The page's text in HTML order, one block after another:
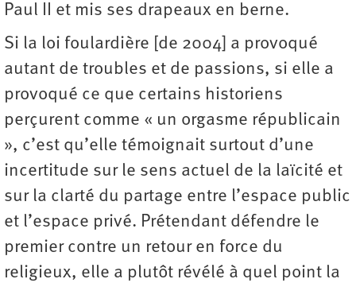
Paul II et mis ses drapeaux en berne.
Si la loi foulardière [de 2004] a provoqué
autant de troubles et de passions, si elle a
provoqué ce que certains historiens
perçurent comme « un orgasme républicain
», c’est qu’elle témoignait surtout d’une
incertitude sur le sens actuel de la laïcité et
sur la clarté du partage entre l’espace public
et l’espace privé. Prétendant défendre le
premier contre un retour en force du
religieux, elle a plutôt révélé à quel point la